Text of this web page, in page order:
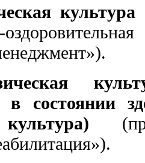
культура
в состоянии